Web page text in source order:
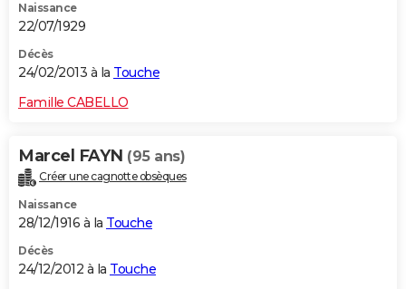
Naissance
22/07/1929
Décès
24/02/2013 à la Touche
Famille CABELLO
Marcel FAYN (95 ans)
Créer une cagnotte obsèques
Naissance
28/12/1916 à la Touche
Décès
24/12/2012 à la Touche